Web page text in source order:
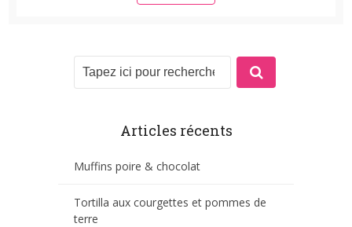
Articles récents
Muffins poire & chocolat
Tortilla aux courgettes et pommes de
terre